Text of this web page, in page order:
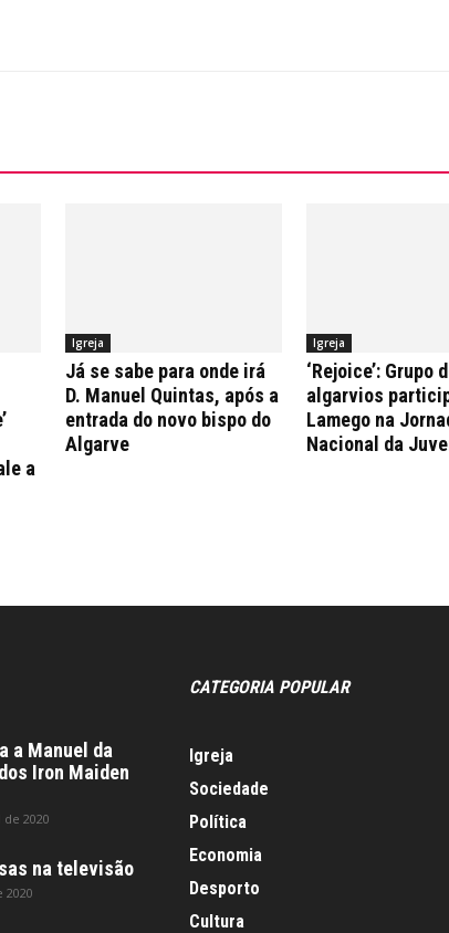
a
Igreja
Já se sabe para onde irá
D. Manuel Quintas, após a
entrada do novo bispo do
Algarve
Igreja
‘Rejoice’: Grupo
algarvios
Lamego na
Nacional da
a Manuel da
Iron Maiden
2020
na televisão
2020
CATEGORIA POPULAR
Igreja
Sociedade
Política
Economia
Desporto
Cultura